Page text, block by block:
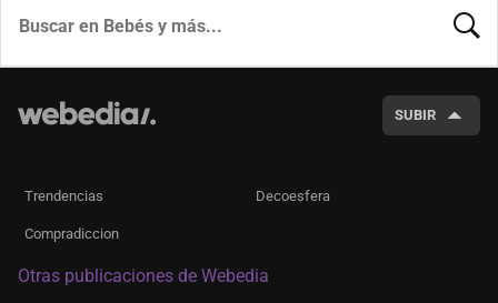
SUBIR
Trendencias Decoesfera
Compradiccion
Otras publicaciones de Webedia